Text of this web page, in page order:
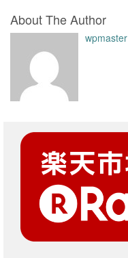
About The Author
wpmaster